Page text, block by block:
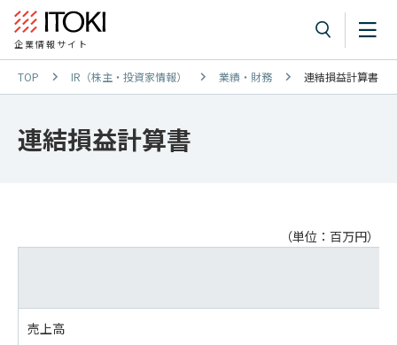
企業情報サイト
TOP IR（株主・投資家情報） 業績・財務 連結損益計算書
連結損益計算書
（単位：百万円）
売上高